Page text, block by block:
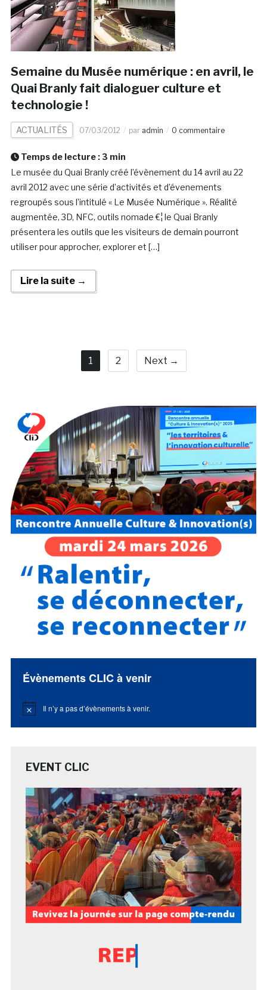
Semaine du Musée numérique : en avril, le
Quai Branly fait dialoguer culture et
technologie !
ACTUALITÉS 07/03/2012 par admin 0 commentaire
Temps de lecture : 3 min
Le musée du Quai Branly créé l’évènement du 14 avril au 22
avril 2012 avec une série d’activités et d’évenements
regroupés sous l’intitulé « Le Musée Numérique ». Réalité
augmentée, 3D, NFC, outils nomade €¦ le Quai Branly
présentera les outils que les visiteurs de demain pourront
utiliser pour approcher, explorer et […]
Lire la suite →
1 2 Next →
Évènements CLIC à venir
Notice Il n’y a pas d’évènements à venir.
EVENT CLIC